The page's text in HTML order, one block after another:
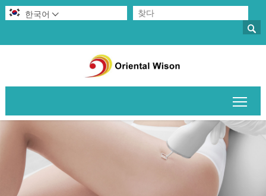

한국어 